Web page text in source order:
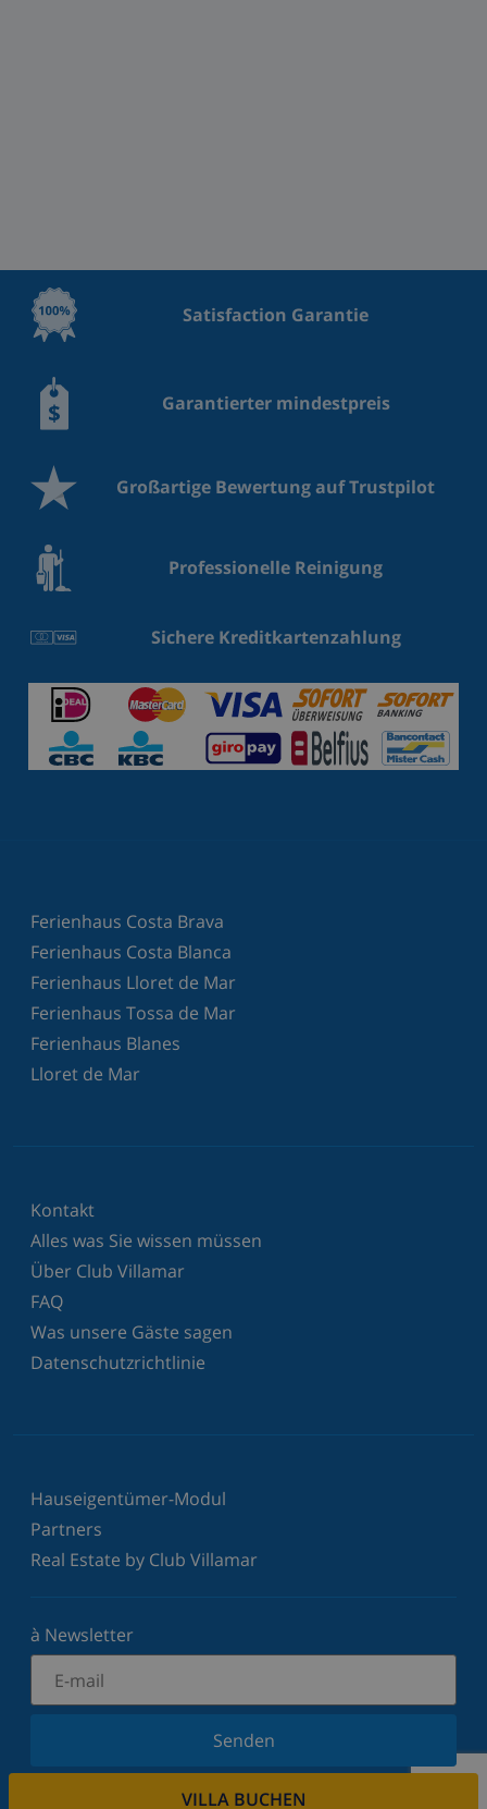
VILLA BUCHEN
Satisfaction Garantie
Garantierter mindestpreis
Großartige Bewertung auf Trustpilot
Professionelle Reinigung
Sichere Kreditkartenzahlung
Ferienhaus Costa Brava
Ferienhaus Costa Blanca
Ferienhaus Lloret de Mar
Ferienhaus Tossa de Mar
Ferienhaus Blanes
Lloret de Mar
Kontakt
Alles was Sie wissen müssen
Über Club Villamar
FAQ
Was unsere Gäste sagen
Datenschutzrichtlinie
Hauseigentümer-Modul
Partners
Real Estate by Club Villamar
à Newsletter
Senden
Melden Sie sich für unseren Newsletter an und